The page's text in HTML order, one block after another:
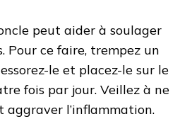
peut aider à soulager
Pour ce faire, trempez un
le et placez-le sur le
fois par jour. Veillez à ne
aggraver l’inflammation.